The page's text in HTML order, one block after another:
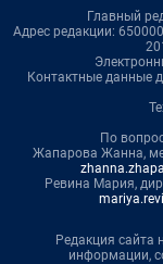
Главный
Адрес редакции:
Контактные данные
По
Жапарова Жанна,
Ревина Мария,
Редакция сайта
информации,